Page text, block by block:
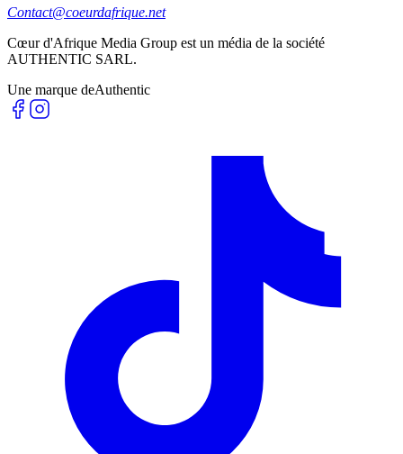
Contact@coeurdafrique.net
Cœur d'Afrique Media Group est un média de la société
AUTHENTIC SARL.
Une marque deAuthentic